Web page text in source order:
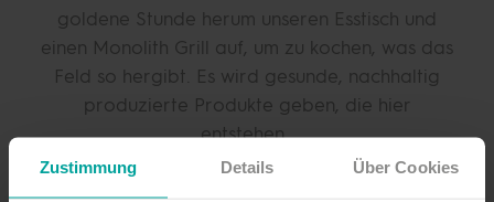
Zustimmung Details Über Cookies
goldene Stunde herum unseren Esstisch und
einen Monolith Grill auf, um zu kochen, was das
Feld so hergibt. Es wird gesunde, nachhaltig
produzierte Produkte geben, die hier
entstehen.
Markus Friederici, Küchendirektor im StrandGut